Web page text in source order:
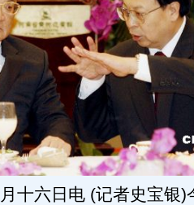
六日电 (记者史宝银)